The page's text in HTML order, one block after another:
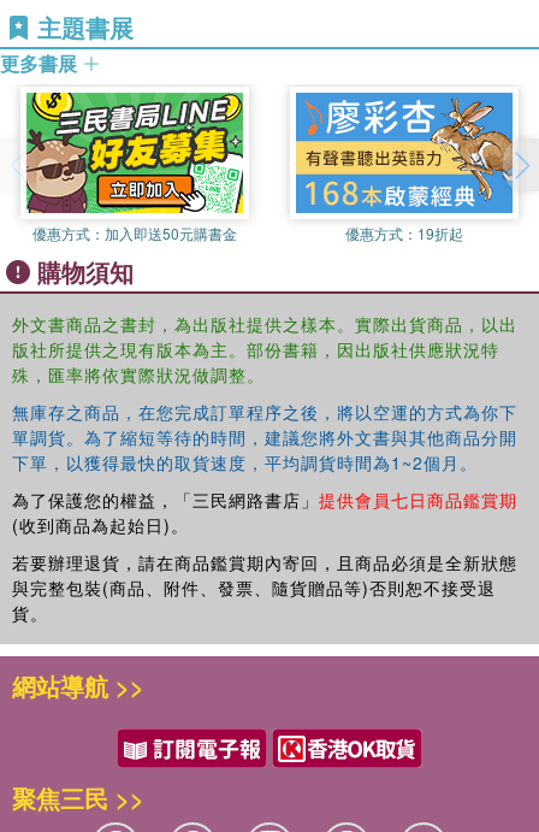
recognition from Honneth. The book examines how
phenomenological insight can explain the character of
radical learning.
The book will appeal to academics and post-graduate
students in the fields of philosophy of education,
educational psychology, teaching, and learning.
主題書展
更多書展
優惠方式： 加入即送50元購書金 優惠方式： 19折起
購物須知
外文書商品之書封，為出版社提供之樣本。實際出貨商品，以出
版社所提供之現有版本為主。部份書籍，因出版社供應狀況特
殊，匯率將依實際狀況做調整。
無庫存之商品，在您完成訂單程序之後，將以空運的方式為你下
單調貨。為了縮短等待的時間，建議您將外文書與其他商品分開
下單，以獲得最快的取貨速度，平均調貨時間為1~2個月。
為了保護您的權益，「三民網路書店」 提供會員七日商品鑑賞期
(收到商品為起始日)。
若要辦理退貨，請在商品鑑賞期內寄回，且商品必須是全新狀態
與完整包裝(商品、附件、發票、隨貨贈品等)否則恕不接受退
貨。
網站導航 >>
聚焦三民 >>